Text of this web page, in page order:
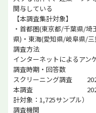
関与している
【本調査集計対象】
・首都圏(東京都/千葉県/
県)・東海(愛知県/岐阜県/
調査方法
インターネットによるアン
調査時期・回答数
スクリーニング調査
本調査 2021年12月
計対象：1,725サンプル）
調査機関